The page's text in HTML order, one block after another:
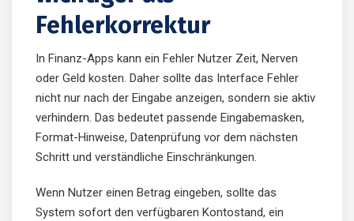
Fehlerkorrektur
In Finanz-Apps kann ein Fehler Nutzer Zeit, Nerven
oder Geld kosten. Daher sollte das Interface Fehler
nicht nur nach der Eingabe anzeigen, sondern sie aktiv
verhindern. Das bedeutet passende Eingabemasken,
Format-Hinweise, Datenprüfung vor dem nächsten
Schritt und verständliche Einschränkungen.
Wenn Nutzer einen Betrag eingeben, sollte das
System sofort den verfügbaren Kontostand, ein